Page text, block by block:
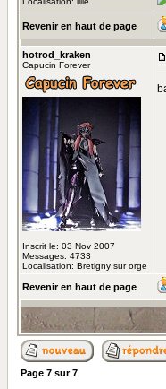
Revenir en haut de page
hotrod_kraken
Capucin Forever
Inscrit le: 03 Nov 2007
Messages: 4733
Localisation: Bretigny sur orge
Revenir en haut de page
Page 7 sur7